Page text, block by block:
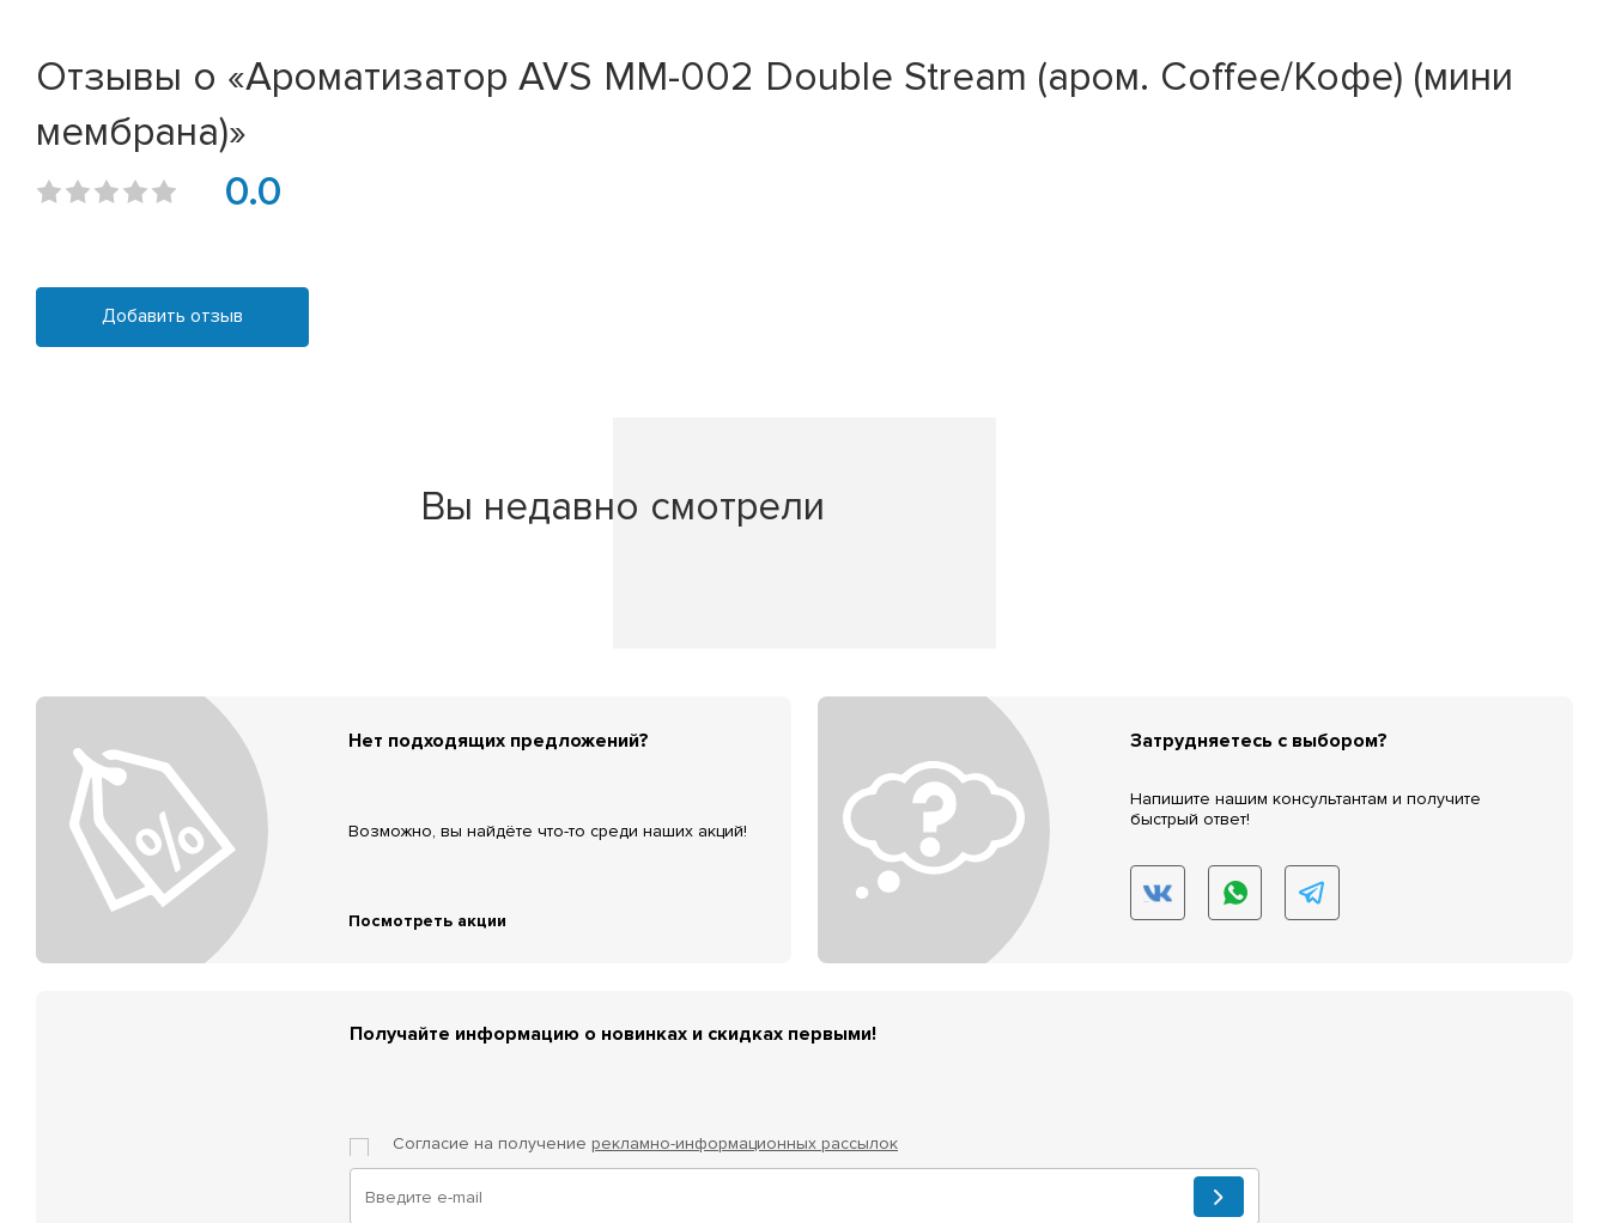
Отзывы о «Ароматизатор AVS MM-002 Double Stream (аром. Coffee/Кофе) (мини
мембрана)»
0.0
Добавить отзыв
Вы недавно смотрели
Нет подходящих предложений?
Возможно, вы найдёте что-то среди наших акций!
Посмотреть акции
Затрудняетесь с выбором?
Напишите нашим консультантам и получите
быстрый ответ!
Получайте информацию о новинках и скидках первыми!
Согласие на получение рекламно-информационных рассылок